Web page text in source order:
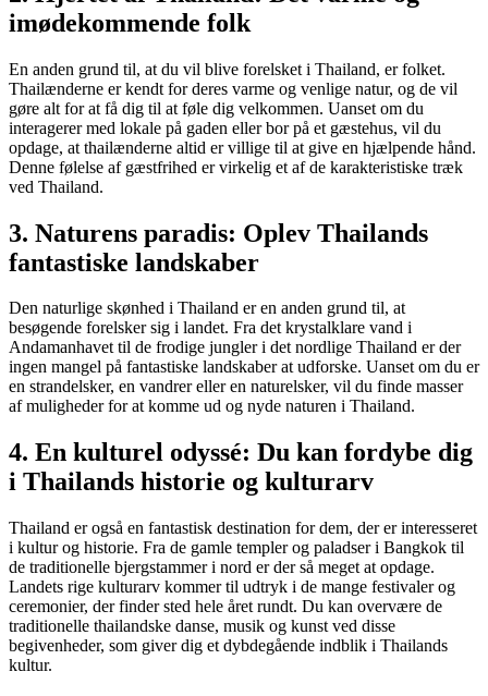
imødekommende folk
En anden grund til, at du vil blive forelsket i Thailand, er folket.
Thailænderne er kendt for deres varme og venlige natur, og de vil
gøre alt for at få dig til at føle dig velkommen. Uanset om du
interagerer med lokale på gaden eller bor på et gæstehus, vil du
opdage, at thailænderne altid er villige til at give en hjælpende hånd.
Denne følelse af gæstfrihed er virkelig et af de karakteristiske træk
ved Thailand.
3. Naturens paradis: Oplev Thailands
fantastiske landskaber
Den naturlige skønhed i Thailand er en anden grund til, at
besøgende forelsker sig i landet. Fra det krystalklare vand i
Andamanhavet til de frodige jungler i det nordlige Thailand er der
ingen mangel på fantastiske landskaber at udforske. Uanset om du er
en strandelsker, en vandrer eller en naturelsker, vil du finde masser
af muligheder for at komme ud og nyde naturen i Thailand.
4. En kulturel odyssé: Du kan fordybe dig
i Thailands historie og kulturarv
Thailand er også en fantastisk destination for dem, der er interesseret
i kultur og historie. Fra de gamle templer og paladser i Bangkok til
de traditionelle bjergstammer i nord er der så meget at opdage.
Landets rige kulturarv kommer til udtryk i de mange festivaler og
ceremonier, der finder sted hele året rundt. Du kan overvære de
traditionelle thailandske danse, musik og kunst ved disse
begivenheder, som giver dig et dybdegående indblik i Thailands
kultur.